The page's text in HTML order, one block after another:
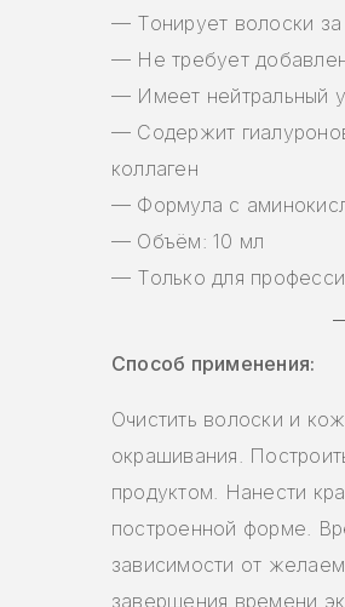
— Тонирует волоски за
— Не требует
— Имеет нейтральный
— Содержит
коллаген
— Формула с
— Объём: 10 мл
— Только для
Способ применения:
Очистить волоски и
окрашивания.
продуктом. Нанести
построенной форме.
зависимости от
завершения времени